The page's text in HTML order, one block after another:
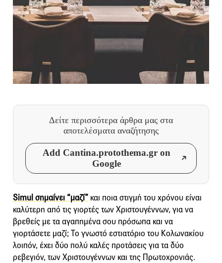
Δείτε περισσότερα άρθρα μας στα
αποτελέσματα αναζήτησης
Add Cantina.protothema.gr on
Google
Simul σημαίνει “μαζί” και ποια στιγμή του χρόνου είναι
καλύτερη από τις γιορτές των Χριστουγέννων, για να
βρεθείς με τα αγαπημένα σου πρόσωπα και να
γιορτάσετε μαζί; Το γνωστό εστιατόριο του Κολωνακίου
λοιπόν, έχει δύο πολύ καλές προτάσεις για τα δύο
ρεβεγιόν, των Χριστουγέννων και της Πρωτοχρονιάς.